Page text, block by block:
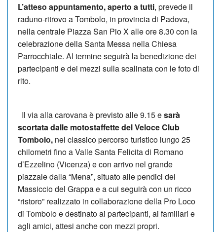
L’atteso appuntamento, aperto a tutti, prevede il
raduno-ritrovo a Tombolo, in provincia di Padova,
nella centrale Piazza San Pio X alle ore 8.30 con la
celebrazione della Santa Messa nella Chiesa
Parrocchiale. Al termine seguirà la benedizione dei
partecipanti e dei mezzi sulla scalinata con le foto di
rito.
Il via alla carovana è previsto alle 9.15 esarà
scortata dalle motostaffette del Veloce Club
Tombolo, nel classico percorso turistico lungo 25
chilometri fino a Valle Santa Felicita di Romano
d’Ezzelino (Vicenza) e con arrivo nel grande
piazzale dalla “Mena”, situato alle pendici del
Massiccio del Grappa e a cui seguirà con un ricco
“ristoro” realizzato in collaborazione della Pro Loco
di Tombolo e destinato ai partecipanti, ai familiari e
agli amici, attesi anche con mezzi propri.